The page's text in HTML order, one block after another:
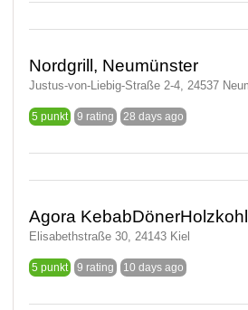
Nordgrill, Neumünster
Justus-von-Liebig-Straße 2-4, 24537
5 punkt 9 rating 28 days ago
Agora
Elisabethstraße 30, 24143 Kiel
5 punkt 9 rating 10 days ago